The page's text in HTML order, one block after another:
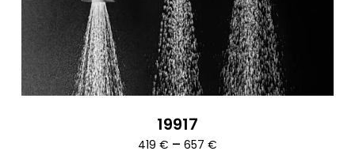
19917
419 € – 657 €Ártartomány: